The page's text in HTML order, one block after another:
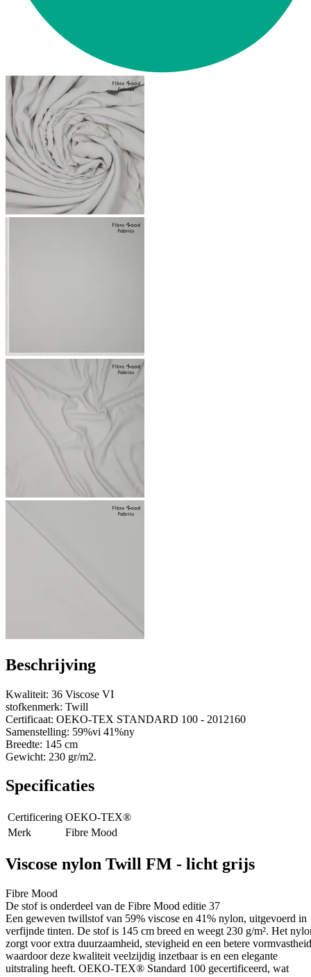
Beschrijving
Kwaliteit: 36 Viscose VI
stofkenmerk: Twill
Certificaat: OEKO-TEX STANDARD 100 - 2012160
Samenstelling: 59%vi 41%ny
Breedte: 145 cm
Gewicht: 230 gr/m2.
Specificaties
Certificering OEKO-TEX®
Merk
Fibre Mood
Viscose nylon Twill FM - licht grijs
Fibre Mood
De stof is onderdeel van de Fibre Mood editie 37
Een geweven twillstof van 59% viscose en 41% nylon, uitgevoerd in
verfijnde tinten. De stof is 145 cm breed en weegt 230 g/m². Het
zorgt voor extra duurzaamheid, stevigheid en een betere
waardoor deze kwaliteit veelzijdig inzetbaar is en een elegante
uitstraling heeft. OEKO-TEX® Standard 100 gecertificeerd, wat